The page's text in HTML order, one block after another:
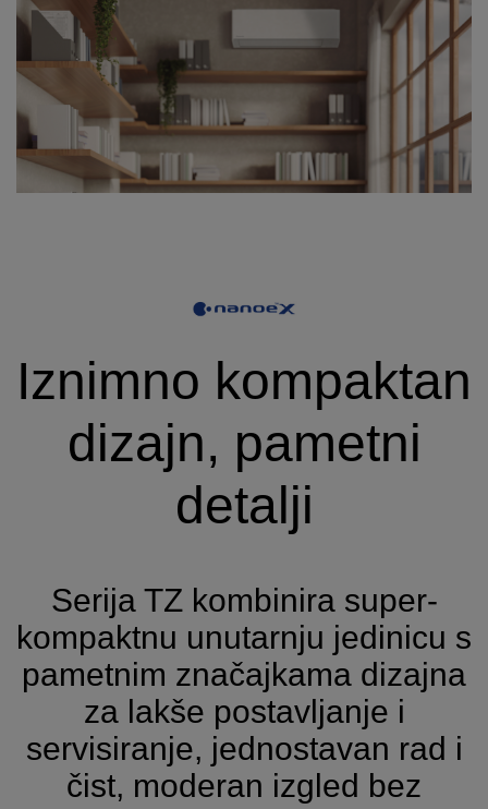
Iznimno kompaktan
dizajn, pametni
detalji
Serija TZ kombinira super-
kompaktnu unutarnju jedinicu s
pametnim značajkama dizajna
za lakše postavljanje i
servisiranje, jednostavan rad i
čist, moderan izgled bez